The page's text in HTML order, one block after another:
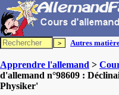
Autres
Apprendre l'allemand >
d'allemand n°98609 :
Physiker'